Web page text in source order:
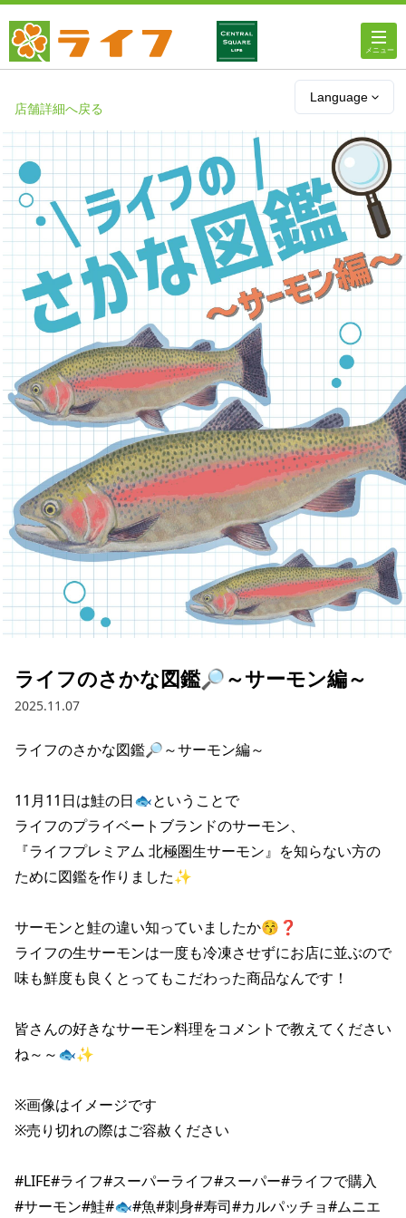
Language
店舗・チラシ情報
ライフのオンラインストア
ライフ ネットスーパー
企業情報
IR情報
採用情報
お問い合わせ
Contact us in English
店舗詳細へ戻る
ライフのさかな図鑑🔎～サーモン編～
2025.11.07
ライフのさかな図鑑🔎～サーモン編～
11月11日は鮭の日🐟ということで
ライフのプライベートブランドのサーモン、
『ライフプレミアム 北極圏生サーモン』を知らない方の
ために図鑑を作りました✨
サーモンと鮭の違い知っていましたか😚❓
ライフの生サーモンは一度も冷凍させずにお店に並ぶので
味も鮮度も良くとってもこだわった商品なんです！
皆さんの好きなサーモン料理をコメントで教えてください
ね～～🐟✨
※画像はイメージです
※売り切れの際はご容赦ください
#LIFE#ライフ#スーパーライフ#スーパー#ライフで購入
#サーモン#鮭#🐟#魚#刺身#寿司#カルパッチョ#ムニエ